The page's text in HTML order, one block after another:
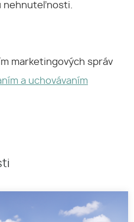
nehnuteľnosti.
marketingových správ
a uchovávaním